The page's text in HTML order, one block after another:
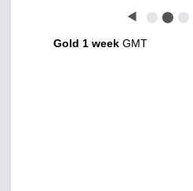
◀ ⬤ ⬤ ⬤
Gold 1 week GMT